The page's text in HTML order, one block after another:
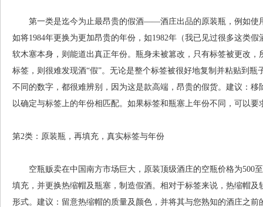
第一类是迄今为止最昂贵的假酒——酒庄出品的原装瓶，例如使
如将1984年更换为更加昂贵的年份，如1982年（我已见过很多这类
软木塞本身，则能道出真正年份。瓶身未被篡改，只有标签被更改
标签，则很难发现酒“假”。无论是整个标签被很好地复制并粘贴到
不同的数字，都很难辨别，因为这是款高端，昂贵的假货。建议：
以确定与标签上的年份相匹配。如果标签和瓶塞上年份不同，可以要
第2类：原装瓶，再填充，真实标签与年份
空瓶贩卖在中国南方市场巨大，原装顶级酒庄的空瓶价格为500
填充，并更换热缩帽及瓶塞，制造假酒。相对于标签来说，热缩帽
形式。建议：留意热缩帽的质量及颜色，并将其与您熟知的酒庄之